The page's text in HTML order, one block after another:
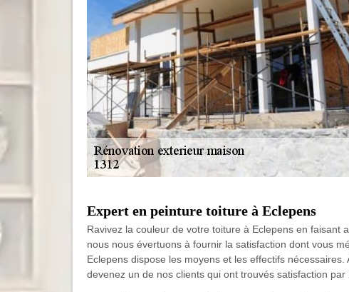
Expert en peinture toiture à Eclepens
Ravivez la couleur de votre toiture à Eclepens en faisant
nous nous évertuons à fournir la satisfaction dont vous
Eclepens dispose les moyens et les effectifs
devenez un de nos clients qui ont trouvés satisfaction